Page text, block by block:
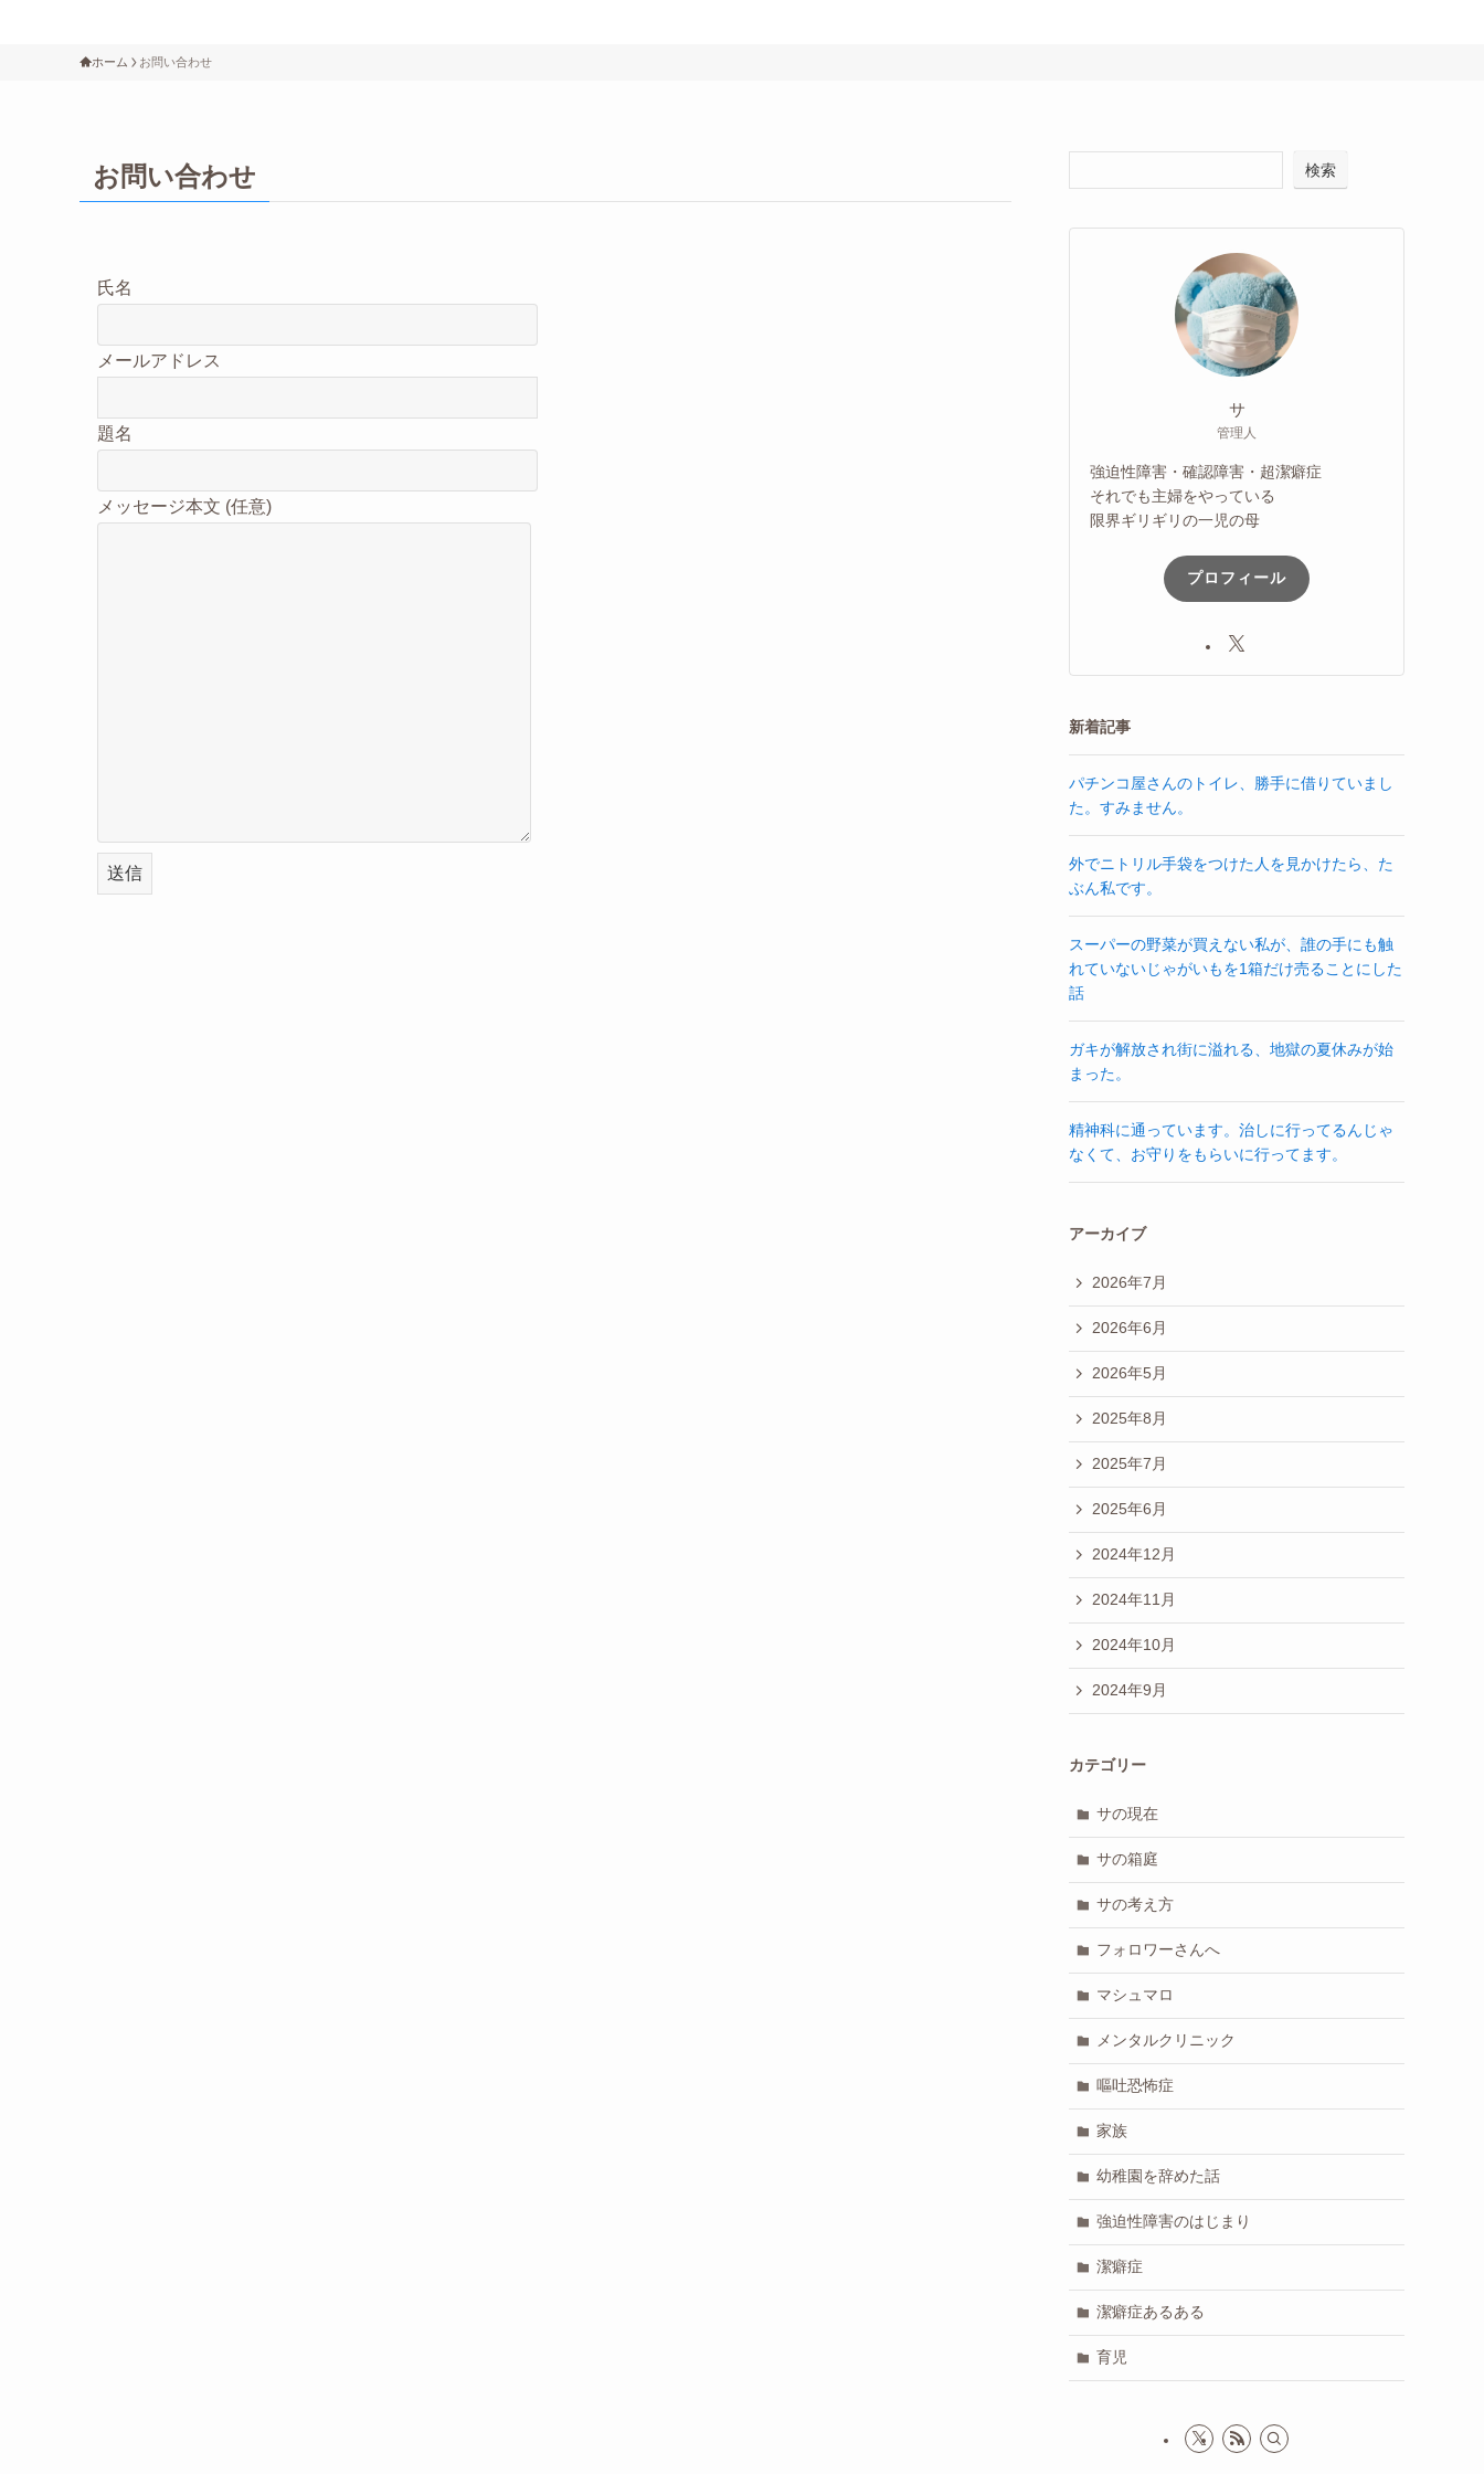
ホーム お問い合わせ
お問い合わせ
氏名
メールアドレス
題名
メッセージ本文 (任意)
検索
サ
管理人
強迫性障害・確認障害・超潔癖症
それでも主婦をやっている
限界ギリギリの一児の母
プロフィール
新着記事
パチンコ屋さんのトイレ、勝手に借りていまし
た。すみません。
外でニトリル手袋をつけた人を見かけたら、た
ぶん私です。
スーパーの野菜が買えない私が、誰の手にも触
れていないじゃがいもを1箱だけ売ることにした
話
ガキが解放され街に溢れる、地獄の夏休みが始
まった。
精神科に通っています。治しに行ってるんじゃ
なくて、お守りをもらいに行ってます。
アーカイブ
2026年7月
2026年6月
2026年5月
2025年8月
2025年7月
2025年6月
2024年12月
2024年11月
2024年10月
2024年9月
カテゴリー
サの現在
サの箱庭
サの考え方
フォロワーさんへ
マシュマロ
メンタルクリニック
嘔吐恐怖症
家族
幼稚園を辞めた話
強迫性障害のはじまり
潔癖症
潔癖症あるある
育児